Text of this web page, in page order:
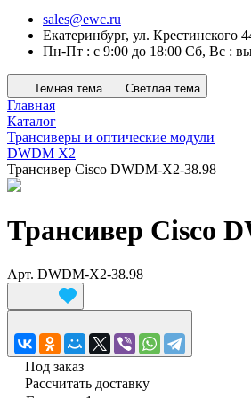
sales@ewc.ru
Екатеринбург, ул. Крестинского
Пн-Пт : с 9:00 до 18:00 Сб, Вс :
Темная тема Светлая тема
Главная
Каталог
Трансиверы и оптические модули
DWDM X2
Трансивер Cisco DWDM-X2-38.98
Трансивер Cisco
Арт. DWDM-X2-38.98
Под заказ
Рассчитать доставку